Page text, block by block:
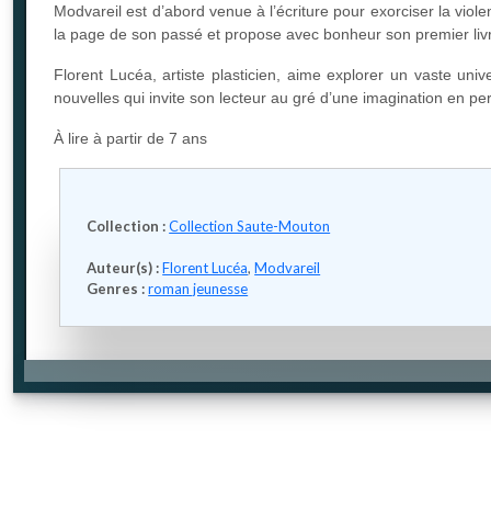
Modvareil est d’abord venue à l’écriture pour exorciser la
la page de son passé et propose avec bonheur son premier
Florent Lucéa, artiste plasticien, aime explorer un vaste
nouvelles qui invite son lecteur au gré d’une imagination en
À lire à partir de 7 ans
Collection :Collection Saute-Mouton
Auteur(s) :Florent Lucéa,Modvareil
Genres :roman jeunesse